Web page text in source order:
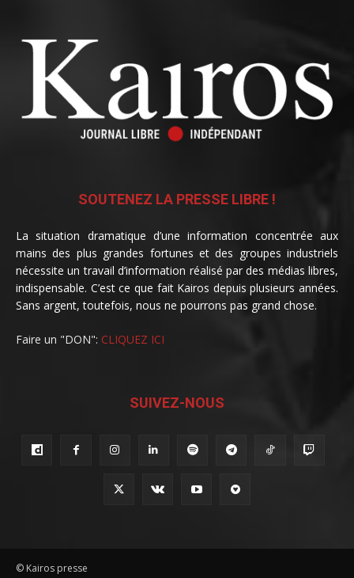
SOUTENEZ LA PRESSE LIBRE !
La situation dramatique d’une information concentrée aux
mains des plus grandes fortunes et des groupes industriels
nécessite un travail d’information réalisé par des médias libres,
indispensable. C’est ce que fait Kairos depuis plusieurs années.
Sans argent, toutefois, nous ne pourrons pas grand chose.
Faire un "DON": CLIQUEZ ICI
SUIVEZ-NOUS
© Kairos presse